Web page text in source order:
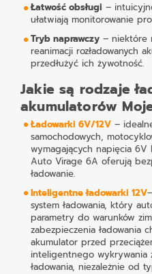
Łatwość obsługi –
ułatwiają monitorowanie
Tryb naprawczy – niektóre
reanimacji rozładowanych
przedłużyć ich żywotność.
Jakie są rodzaje
akumulatorów
Ładowarki 6V/12V –
samochodowych,
wymagających napięcia
Auto Virage 6A oferują
ładowanie.
Inteligentne ładowarki 12V
system ładowania, który
parametry do warunków
zabezpieczenia ładowania
akumulator przed
inteligentnego wykrywania
ładowania, niezależnie od